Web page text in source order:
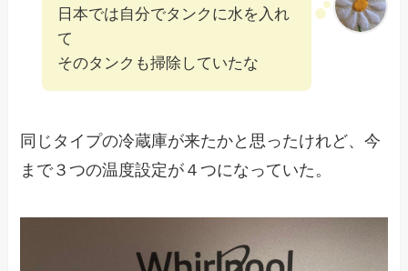
日本では自分でタンクに水を入れ
て
そのタンクも掃除していたな
同じタイプの冷蔵庫が来たかと思ったけれど、今
まで３つの温度設定が４つになっていた。